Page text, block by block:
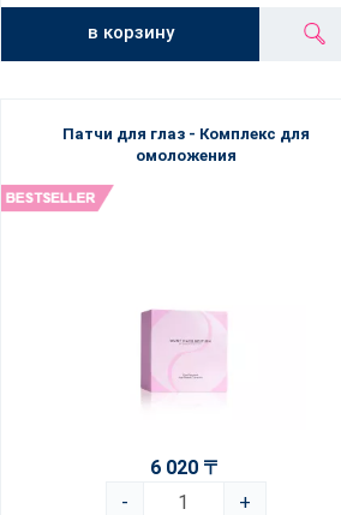
в корзину
Патчи для глаз - Комплекс для
омоложения
6 020 〒
-
+